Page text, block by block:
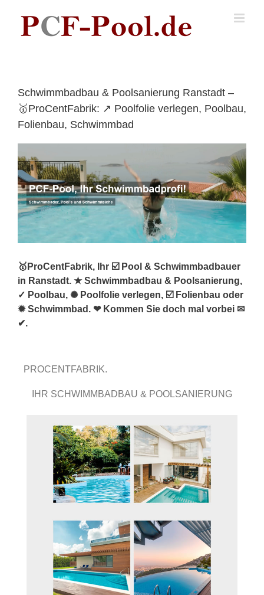
content
Schwimmbadbau & Poolsanierung Ranstadt –
🥇ProCentFabrik: ↗️ Poolfolie verlegen, Poolbau,
Folienbau, Schwimmbad
🥇ProCentFabrik, Ihr ☑️ Pool & Schwimmbadbauer
in Ranstadt. ★ Schwimmbadbau & Poolsanierung,
✓ Poolbau, ✺ Poolfolie verlegen, ☑️ Folienbau oder
✹ Schwimmbad. ❤ Kommen Sie doch mal vorbei ✉
✔.
PROCENTFABRIK.
IHR SCHWIMMBADBAU & POOLSANIERUNG